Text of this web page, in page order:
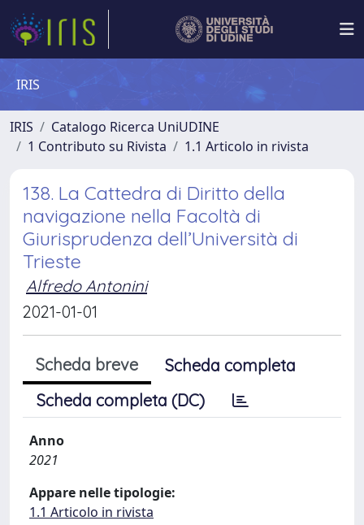
IRIS
IRIS
Catalogo Ricerca UniUDINE
1 Contributo su Rivista
1.1 Articolo in rivista
138. La Cattedra di Diritto della
navigazione nella Facoltà di
Giurisprudenza dell’Università di
Trieste
Alfredo Antonini
2021-01-01
Scheda breve
Scheda completa
Scheda completa (DC)
Anno
2021
Appare nelle tipologie:
1.1 Articolo in rivista